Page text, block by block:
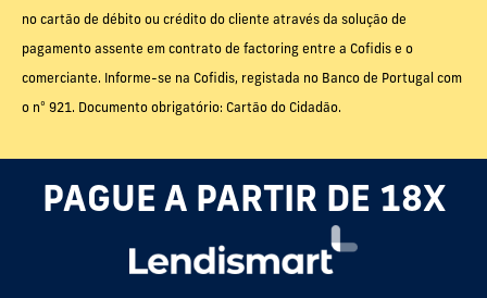
no cartão de débito ou crédito do cliente através da solução de
pagamento assente em contrato de factoring entre a Cofidis e o
comerciante. Informe-se na Cofidis, registada no Banco de Portugal com
o nº 921. Documento obrigatório: Cartão do Cidadão.
PAGUE A PARTIR DE 18X